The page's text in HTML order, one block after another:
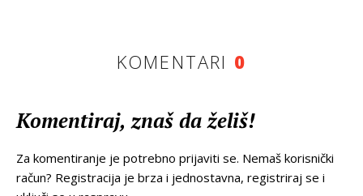
KOMENTARI 0
Komentiraj, znaš da želiš!
Za komentiranje je potrebno prijaviti se. Nemaš korisnički
račun? Registracija je brza i jednostavna, registriraj se i